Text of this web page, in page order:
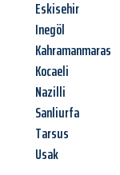
Eskisehir
Inegöl
Kahramanmaras
Kocaeli
Nazilli
Sanliurfa
Tarsus
Usak